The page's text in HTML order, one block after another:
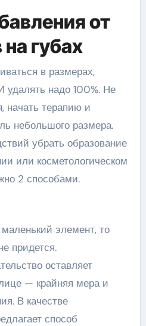
от
губах
в размерах,
удалять надо 100%. Не
начать терапию и
небольшого размера.
убрать образование
или косметологическом
2 способами.
элемент, то
придется.
оставляет
— крайняя мера и
В качестве
способ